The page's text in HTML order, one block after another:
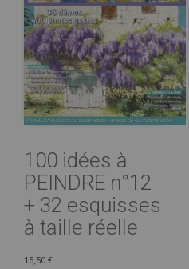
100 idées à
PEINDRE n°12
+ 32 esquisses
à taille réelle
15,50 €